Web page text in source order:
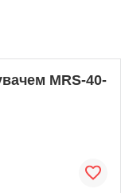
MRS-40-